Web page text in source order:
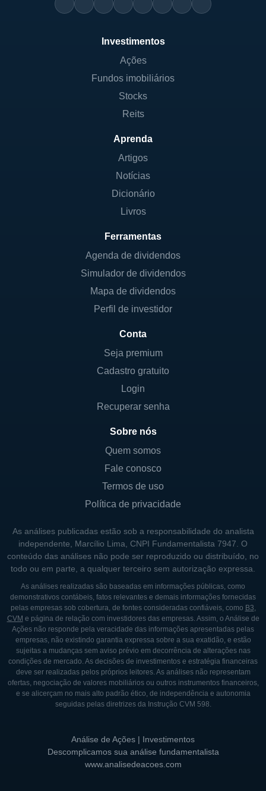
Investimentos
Ações
Fundos imobiliários
Stocks
Reits
Aprenda
Artigos
Notícias
Dicionário
Livros
Ferramentas
Agenda de dividendos
Simulador de dividendos
Mapa de dividendos
Perfil de investidor
Conta
Seja premium
Cadastro gratuito
Login
Recuperar senha
Sobre nós
Quem somos
Fale conosco
Termos de uso
Política de privacidade
As análises publicadas estão sob a responsabilidade do analista
independente, Marcílio Lima, CNPI Fundamentalista 7947. O
conteúdo das análises não pode ser reproduzido ou distribuído, no
todo ou em parte, a qualquer terceiro sem autorização expressa.
As análises realizadas são baseadas em informações públicas, como
demonstrativos contábeis, fatos relevantes e demais informações fornecidas
pelas empresas sob cobertura, de fontes consideradas confiáveis, como B3,
CVM e página de relação com investidores das empresas. Assim, o Análise de
Ações não responde pela veracidade das informações apresentadas pelas
empresas, não existindo garantia expressa sobre a sua exatidão, e estão
sujeitas a mudanças sem aviso prévio em decorrência de alterações nas
condições de mercado. As decisões de investimentos e estratégia financeiras
deve ser realizadas pelos próprios leitores. As análises não representam
ofertas, negociação de valores mobiliários ou outros instrumentos financeiros,
e se alicerçam no mais alto padrão ético, de independência e autonomia
seguidas pelas diretrizes da Instrução CVM 598.
Análise de Ações | Investimentos
Descomplicamos sua análise fundamentalista
www.analisedeacoes.com